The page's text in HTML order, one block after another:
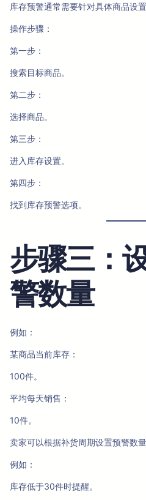
库存预警通常需要针对具体商品设置
操作步骤：
第一步：
搜索目标商品。
第二步：
选择商品。
第三步：
进入库存设置。
第四步：
找到库存预警选项。
步骤三：
警数量
例如：
某商品当前库存：
100件。
平均每天销售：
10件。
卖家可以根据补货周期设置预警数量
例如：
库存低于30件时提醒。